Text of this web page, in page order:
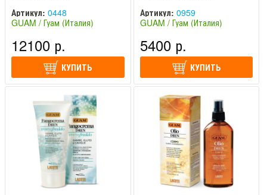
Артикул: 0448
GUAM / Гуам (Италия)
12100 р.
КУПИТЬ
Артикул: 0959
GUAM / Гуам (Италия)
5400 р.
КУПИТЬ